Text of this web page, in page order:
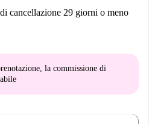
cancellazione 29 giorni o meno
la commissione di